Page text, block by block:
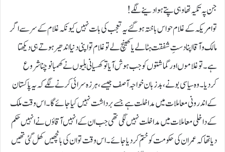
جن پہ تکیہ تھا وہی پتے ہوا دینے لگے!
تو امریکہ کے غلام حواس باختہ ہوگئے یہ تعجب کی بات نہیں کیونکہ غلام کے سر سے اگر
مالک و آقا اپنا دستِ شفقت ہٹا لے یا کھینچ لے تو غلام تو اپنی دنیا اندھیر ہوتے ہی دیکھتا
ہے۔ تو غلاموں اور گماشتوں کو جب ہوش آیا تو کھسیانی بلیوں نے کھمبا نوچنا شروع
کردیا۔ وہ سیاسی بونے، بد زبان خواجہ آصف جیسے، ہرزہ سرائی کرنے لگے کہ یہ پاکستان
کے اندرونی معاملات میں مداخلت ہے جسے برداشت نہیں کیا جائے گا۔اس وقت ملک
کے داخلی معاملات میں مداخلت نہیں لگی تھی جب ان کے انہیں آقاؤں نے انہیں حکم
دیا تھا کہ عمران کی حکومت کوختم کردیا جائے۔ اس وقت تو ان کی بانچھیں کھل گئی تھیں